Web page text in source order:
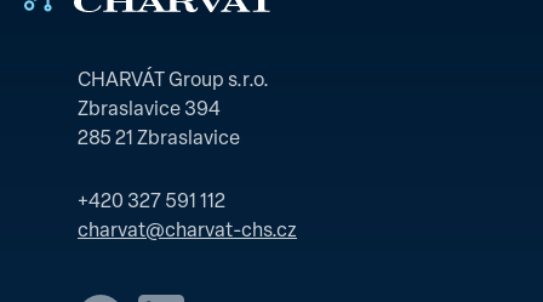
CHARVÁT Group s.r.o.
Zbraslavice 394
285 21 Zbraslavice
+420 327 591 112
charvat@charvat-chs.cz